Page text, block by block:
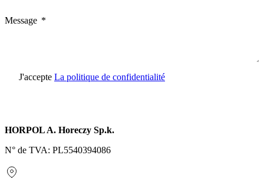
Message
J'accepte La politique de confidentialité
HORPOL A. Horeczy Sp.k.
N° de TVA: PL5540394086